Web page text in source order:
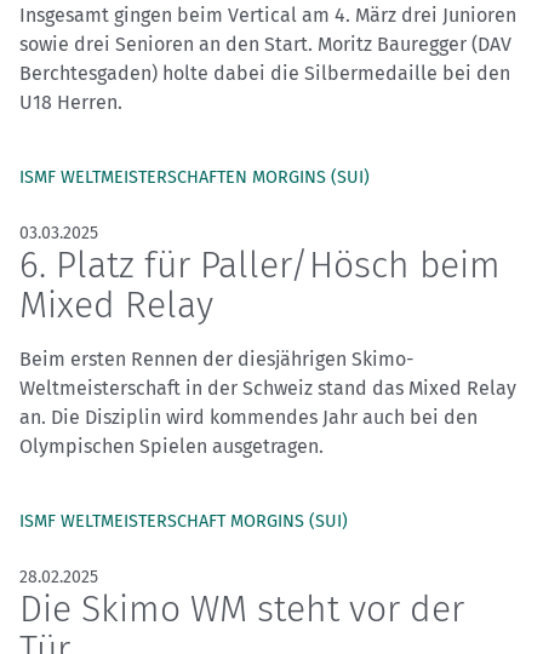
Insgesamt gingen beim Vertical am 4. März drei Junioren
sowie drei Senioren an den Start. Moritz Bauregger (DAV
Berchtesgaden) holte dabei die Silbermedaille bei den
U18 Herren.
ISMF WELTMEISTERSCHAFTEN MORGINS (SUI)
03.03.2025
6. Platz für Paller/Hösch beim
Mixed Relay
Beim ersten Rennen der diesjährigen Skimo-
Weltmeisterschaft in der Schweiz stand das Mixed Relay
an. Die Disziplin wird kommendes Jahr auch bei den
Olympischen Spielen ausgetragen.
ISMF WELTMEISTERSCHAFT MORGINS (SUI)
28.02.2025
Die Skimo WM steht vor der